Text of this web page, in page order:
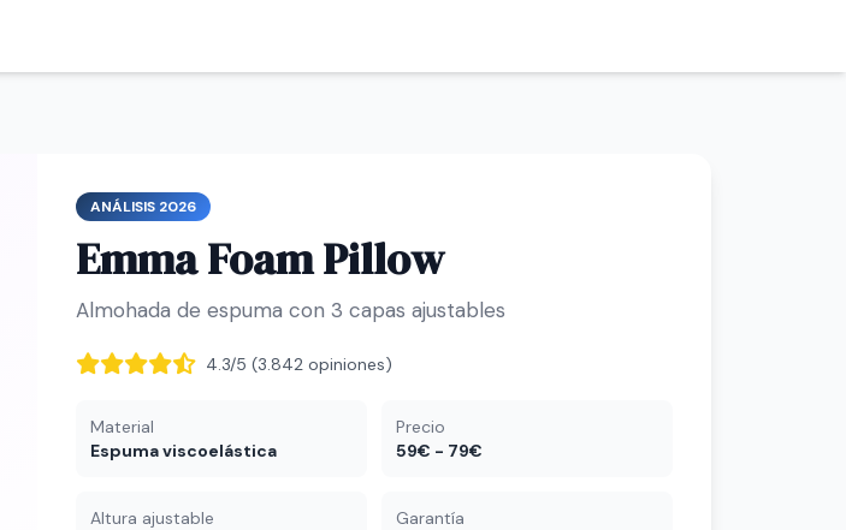
ANÁLISIS 2026
Emma Foam Pillow
Almohada de espuma con 3 capas ajustables
4.3/5 (3.842 opiniones)
Material
Espuma viscoelástica
Precio
59€ - 79€
Altura ajustable
Garantía